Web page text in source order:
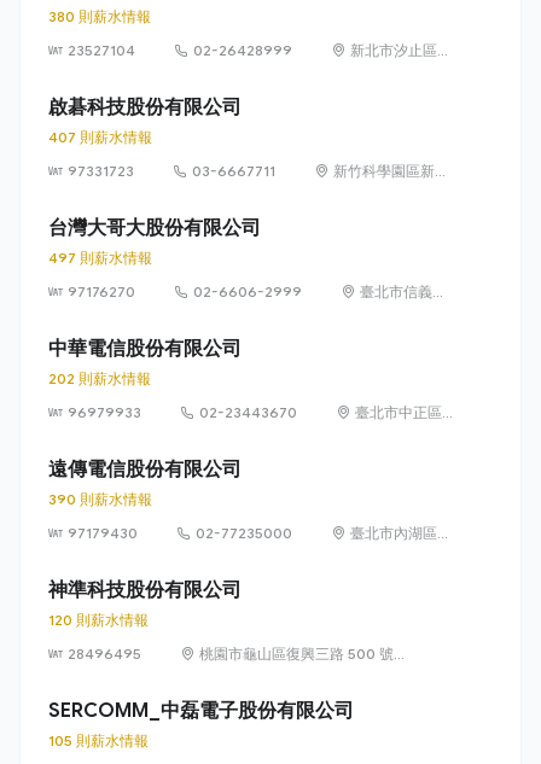
380 則薪水情報
23527104
02-26428999
新北市汐止區樟
啟碁科技股份有限公司
407 則薪水情報
97331723
03-6667711
新竹科學園區新竹
台灣大哥大股份有限公司
497 則薪水情報
97176270
02-6606-2999
臺北市信義區
中華電信股份有限公司
202 則薪水情報
96979933
02-23443670
臺北市中正區
遠傳電信股份有限公司
390 則薪水情報
97179430
02-77235000
臺北市內湖區瑞
神準科技股份有限公司
120 則薪水情報
28496495
桃園市龜山區復興三路 500 號
SERCOMM_中磊電子股份有限公司
105 則薪水情報